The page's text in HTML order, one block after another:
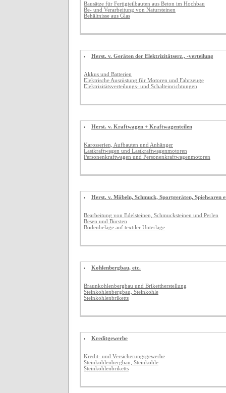
Bausätze für Fertigteilbauten aus Beton im Hochbau
Be- und Verarbeitung von Natursteinen
Behältnisse aus Glas
Herst. v. Geräten der Elektrizitätserz., -verteilung
Akkus und Batterien
Elektrische Ausrüstung für Motoren und Fahrzeuge
Elektrizitätsverteilungs- und Schalteinrichtungen
Herst. v. Kraftwagen + Kraftwagenteilen
Karosserien, Aufbauten und Anhänger
Lastkraftwagen und Lastkraftwagenmotoren
Personenkraftwagen und Personenkraftwagenmotoren
Herst. v. Möbeln, Schmuck, Sportgeräten, Spielwaren
Bearbeitung von Edelsteinen, Schmucksteinen und Perlen
Besen und Bürsten
Bodenbeläge auf textiler Unterlage
Kohlenbergbau, etc.
Braunkohlenbergbau und Brikettherstellung
Steinkohlenbergbau, Steinkohle
Steinkohlenbriketts
Kreditgewerbe
Kredit- und Versicherungsgewerbe
Steinkohlenbergbau, Steinkohle
Steinkohlenbriketts